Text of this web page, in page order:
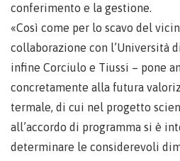
conferimento e la gestione.
«Così come per lo scavo del
collaborazione con l’Università
infine Corciulo e Tiussi – pone
concretamente alla futura
termale, di cui nel progetto
all’accordo di programma si è
determinare le considerevoli